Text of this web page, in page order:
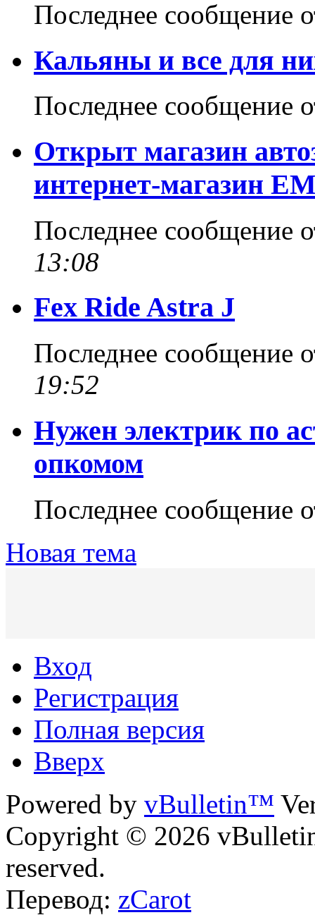
Последнее сообщение
Кальяны и все для
Последнее сообщение
Открыт магазин
интернет-магазин
Последнее сообщение
13:08
Fex Ride Astra J
Последнее сообщение
19:52
Нужен электрик по
опкомом
Последнее сообщение
Новая тема
Вход
Регистрация
Полная версия
Вверх
Powered by vBulletin™
Copyright © 2026
reserved.
Перевод: zCarot